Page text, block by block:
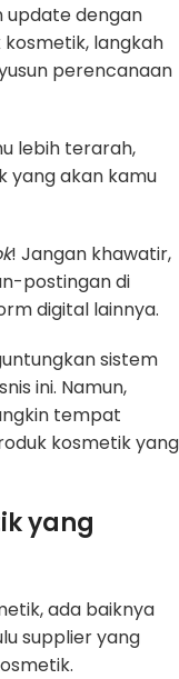
update dengan
langkah
perencanaan
lebih terarah,
yang akan kamu
! Jangan khawatir,
postingan di
digital lainnya.
sistem
ini. Namun,
tempat
kosmetik yang
yang
ada baiknya
supplier yang